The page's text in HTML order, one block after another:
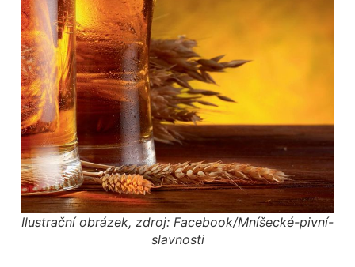
Ilustrační obrázek, zdroj: Facebook/Mníšecké-pivní-
slavnosti